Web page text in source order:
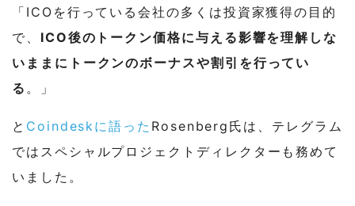
「ICOを行っている会社の多くは投資家獲得の目的
で、 ICO後のトークン価格に与える影響を理解しな
いままにトークンのボーナスや割引を行ってい
る 。」
と Coindeskに語った Rosenberg氏は、テレグラム
ではスペシャルプロジェクトディレクターも務めて
いました。